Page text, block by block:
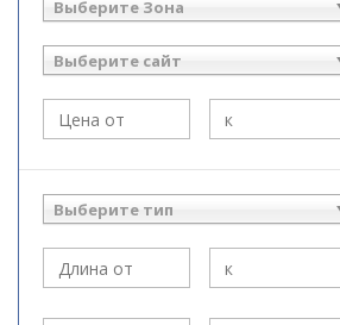
Выберите Зона
Выберите сайт
Выберите тип